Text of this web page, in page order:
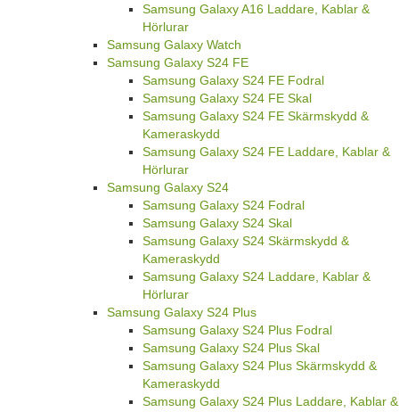
Samsung Galaxy A16 Laddare, Kablar &
Hörlurar
Samsung Galaxy Watch
Samsung Galaxy S24 FE
Samsung Galaxy S24 FE Fodral
Samsung Galaxy S24 FE Skal
Samsung Galaxy S24 FE Skärmskydd &
Kameraskydd
Samsung Galaxy S24 FE Laddare, Kablar &
Hörlurar
Samsung Galaxy S24
Samsung Galaxy S24 Fodral
Samsung Galaxy S24 Skal
Samsung Galaxy S24 Skärmskydd &
Kameraskydd
Samsung Galaxy S24 Laddare, Kablar &
Hörlurar
Samsung Galaxy S24 Plus
Samsung Galaxy S24 Plus Fodral
Samsung Galaxy S24 Plus Skal
Samsung Galaxy S24 Plus Skärmskydd &
Kameraskydd
Samsung Galaxy S24 Plus Laddare, Kablar &